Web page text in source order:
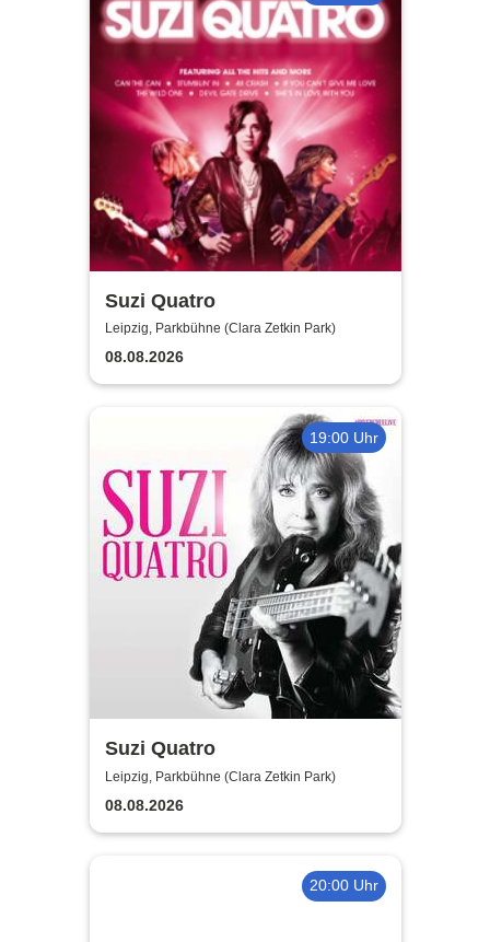
Suzi Quatro
Leipzig, Parkbühne (Clara Zetkin Park)
08.08.2026
19:00 Uhr
Suzi Quatro
Leipzig, Parkbühne (Clara Zetkin Park)
08.08.2026
20:00 Uhr